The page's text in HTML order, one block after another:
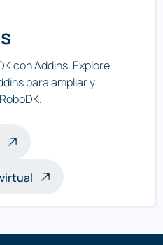
con Addins. Explore
para ampliar y